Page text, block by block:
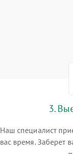
3.
Наш специалист
вас время. Заберет